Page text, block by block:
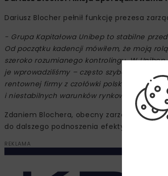
Dariusz Blocher pełnił funkcję prezesa
- Grupa Kapitałowa Unibep to stabilne
Od początku kadencji mówiłem, że moją
szeroko rozumianego kontrolingu. W
je wprowadziliśmy – często szybciej niż
rentownej firmy z czołówki polskiej branży
i niestabilnych warunków rynkowych –
Zdaniem Blochera, obecny zarząd i kadra
do dalszego podnoszenia efektywności
REKLAMA